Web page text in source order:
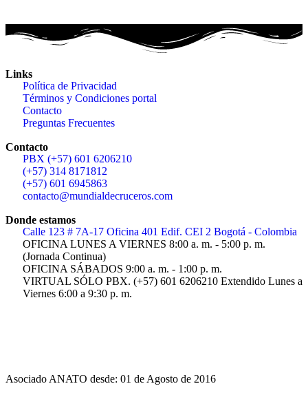
Links
Política de Privacidad
Términos y Condiciones portal
Contacto
Preguntas Frecuentes
Contacto
PBX (+57) 601 6206210
(+57) 314 8171812
(+57) 601 6945863
contacto@mundialdecruceros.com
Donde estamos
Calle 123 # 7A-17 Oficina 401 Edif. CEI 2 Bogotá - Colombia
OFICINA LUNES A VIERNES 8:00 a. m. - 5:00 p. m.
(Jornada Continua)
OFICINA SÁBADOS 9:00 a. m. - 1:00 p. m.
VIRTUAL SÓLO PBX. (+57) 601 6206210 Extendido Lunes a
Viernes 6:00 a 9:30 p. m.
Asociado ANATO desde: 01 de Agosto de 2016